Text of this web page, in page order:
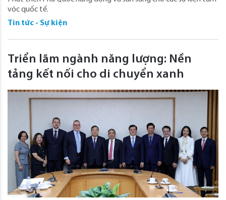
vóc quốc tế.
Tin tức - Sự kiện
Triển lãm ngành năng lượng: Nền
tảng kết nối cho di chuyển xanh